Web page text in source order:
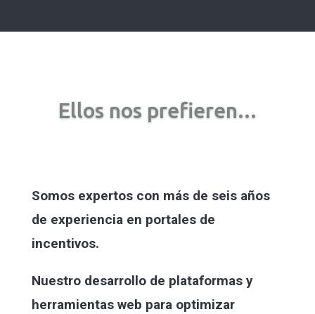
Ellos nos prefieren...
Somos expertos con más de seis años
de experiencia en portales de
incentivos.
Nuestro desarrollo de plataformas y
herramientas web para optimizar